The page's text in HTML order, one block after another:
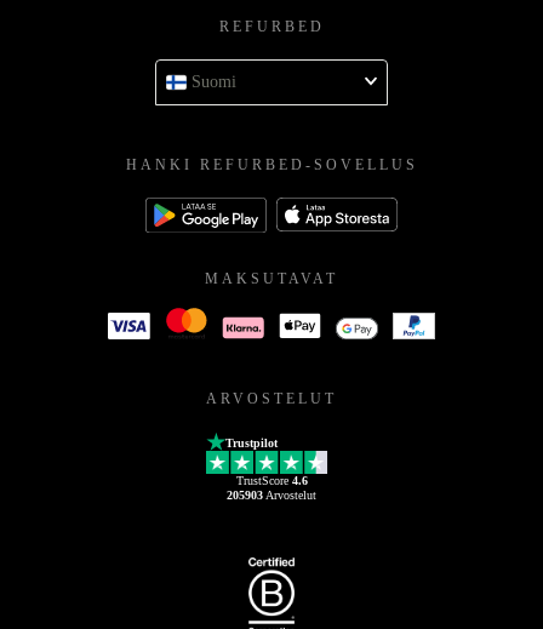
REFURBED
Suomi
HANKI REFURBED-SOVELLUS
MAKSUTAVAT
ARVOSTELUT
Trustpilot
TrustScore 4.6
205903 Arvostelut